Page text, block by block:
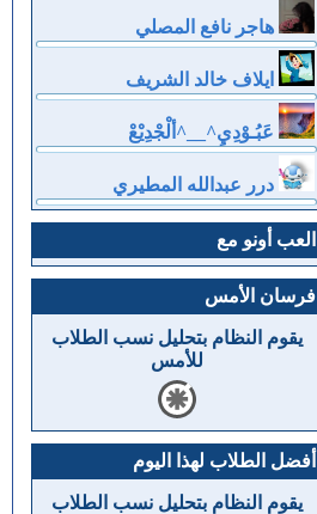
هاجر نافع المصلي
ايلاف خالد الشريف
عَبُـوْدِيِ^__^ألْجْدِيْعْ
درر عبدالله المطيري
العب أونو مع
فرسان الأمس
يقوم النظام بتحليل نسب الطلاب
للأمس
أفضل الطلاب لهذا اليوم
يقوم النظام بتحليل نسب الطلاب